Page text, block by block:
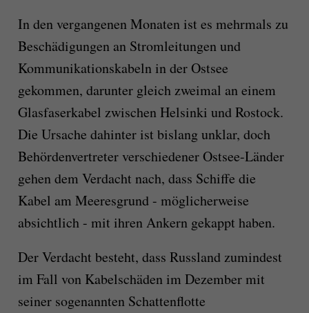
In den vergangenen Monaten ist es mehrmals zu
Beschädigungen an Stromleitungen und
Kommunikationskabeln in der Ostsee
gekommen, darunter gleich zweimal an einem
Glasfaserkabel zwischen Helsinki und Rostock.
Die Ursache dahinter ist bislang unklar, doch
Behördenvertreter verschiedener Ostsee-Länder
gehen dem Verdacht nach, dass Schiffe die
Kabel am Meeresgrund - möglicherweise
absichtlich - mit ihren Ankern gekappt haben.
Der Verdacht besteht, dass Russland zumindest
im Fall von Kabelschäden im Dezember mit
seiner sogenannten Schattenflotte